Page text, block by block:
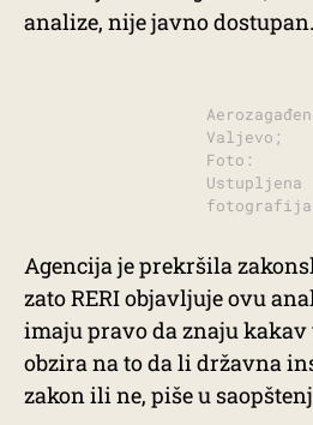
analize, nije javno dostupan.
Valjevo;
Foto:
Ustupljena
fotografija
Agencija je prekršila
zato RERI objavljuje ovu
imaju pravo da znaju kakav
obzira na to da li državna
zakon ili ne, piše u